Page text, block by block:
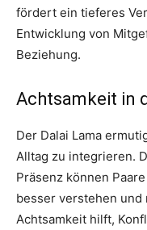
fördert ein tieferes
Entwicklung von
Beziehung.
Achtsamkeit in
Der Dalai Lama
Alltag zu integrieren.
Präsenz können
besser verstehen
Achtsamkeit hilft,